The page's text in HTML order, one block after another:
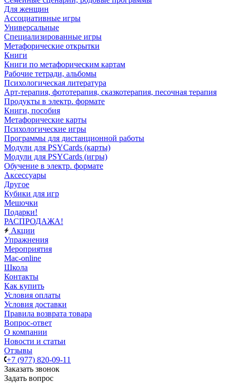
Для женщин
Ассоциативные игры
Универсальные
Специализированные игры
Метафорические открытки
Книги
Книги по метафорическим картам
Рабочие тетради, альбомы
Психологическая литература
Арт-терапия, фототерапия, сказкотерапия, песочная терапия
Продукты в электр. формате
Книги, пособия
Метафорические карты
Психологические игры
Программы для дистанционной работы
Модули для PSYCards (карты)
Модули для PSYCards (игры)
Обучение в электр. формате
Аксессуары
Другое
Кубики для игр
Мешочки
Подарки!
РАСПРОДАЖА!
Акции
Упражнения
Мероприятия
Mac-online
Школа
Контакты
Как купить
Условия оплаты
Условия доставки
Правила возврата товара
Вопрос-ответ
О компании
Новости и статьи
Отзывы
+7 (977) 820-09-11
Заказать звонок
Задать вопрос